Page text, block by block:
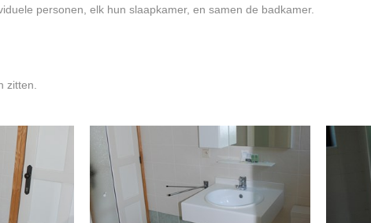
personen, elk hun slaapkamer, en samen de badkamer.
zitten.